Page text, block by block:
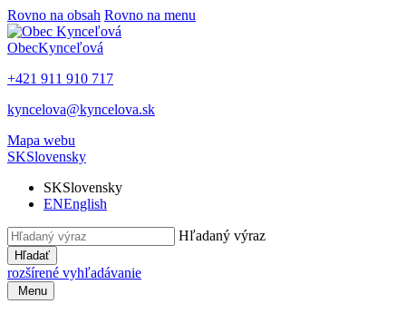
Rovno na obsah Rovno na menu
ObecKynceľová
+421 911 910 717
kyncelova@kyncelova.sk
Mapa webu
SKSlovensky
SKSlovensky
ENEnglish
Hľadaný výraz
Hľadať
rozšírené vyhľadávanie
Menu